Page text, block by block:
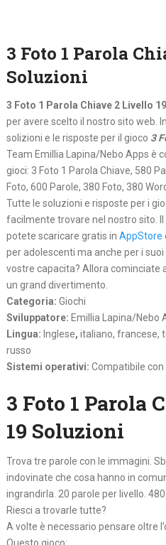
3 Foto 1 Parola
Soluzioni
3 Foto 1 Parola Chiave 2 Livello
per avere scelto il nostro sito web.
solizioni e le risposte per il gioco 3
Team Emillia Lapina/Nebo Apps è
gioci: 3 Foto 1 Parola Chiave, 580
Foto, 600 Parole, 380 Foto, 380
Tutte le soluzioni e risposte per i
facilmente trovare nel nostro sito. Il
potete scaricare gratis in AppStore
per adolescenti ma anche per i
vostre capacita? Allora cominciate
un grand divertimento.
Categoria: Giochi
Sviluppatore: Emillia Lapina/Nebo
Lingua: Inglese, italiano, francese,
russo
Sistemi operativi: Compatibile con
3 Foto 1 Parola
19 Soluzioni
Trova tre parole con le immagini.
indovinate che cosa hanno in
ingrandirla. 20 parole per livello.
Riesci a trovarle tutte?
A volte è necessario pensare oltre